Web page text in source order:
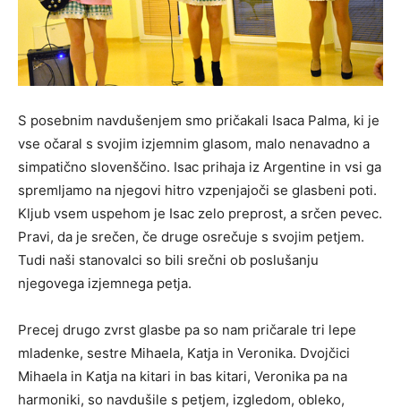
S posebnim navdušenjem smo pričakali Isaca Palma, ki je
vse očaral s svojim izjemnim glasom, malo nenavadno a
simpatično slovenščino. Isac prihaja iz Argentine in vsi ga
spremljamo na njegovi hitro vzpenjajoči se glasbeni poti.
Kljub vsem uspehom je Isac zelo preprost, a srčen pevec.
Pravi, da je srečen, če druge osrečuje s svojim petjem.
Tudi naši stanovalci so bili srečni ob poslušanju
njegovega izjemnega petja.
Precej drugo zvrst glasbe pa so nam pričarale tri lepe
mladenke, sestre Mihaela, Katja in Veronika. Dvojčici
Mihaela in Katja na kitari in bas kitari, Veronika pa na
harmoniki, so navdušile s petjem, izgledom, obleko,